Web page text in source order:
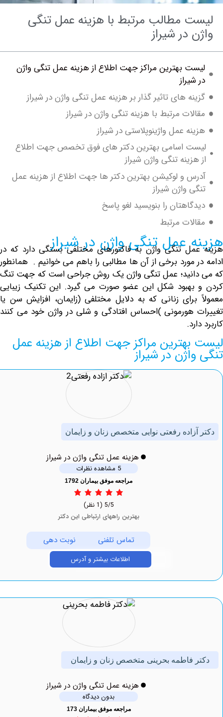
مطالب مرتبط با هزینه عمل تنگی
در شیراز
بهترین مراکز جهت اطلاع از هزینه عمل تنگی واژن
های تاثیر گذار بر هزینه عمل تنگی واژن در شیراز
مرتبط با هزینه تنگی واژن در شیراز
عمل واژینوپلاستی در شیراز
اسامی بهترین دکتر های فوق تخصص جهت اطلاع
تنگی واژن شیراز
و لوکیشن بهترین دکتر ها جهت اطلاع از هزینه عمل
واژن شیراز
را بنویسید لغو پاسخ
مرتبط
عمل تنگی واژن در شیراز
تنگی واژن به فاکتورهای مختلفی بستگی دارد که در
مورد برخی از آن ها مطالبی را باهم می خوانیم . همانطور
عملتنگی واژنیک روش جراحی است که جهت تنگ
شکل این عضو صورت می گیرد. این تکنیک زیبایی
زنانی که به دلایل مختلفی (زایمان، افزایش سن یا
هورمونی )احساس افتادگی و شلی در واژن خود می کنند
مراکز جهت اطلاع از هزینه عمل
در شیراز
رفعتی نوایی متخصص زنان و زایمان
هزینه عمل تنگی واژن در شیراز
مراجعه موفق بیماران 1792
بهترین راههای ارتباطی این دکتر
تماس تلفنی نوبت دهی
اطلاعات بیشتر و آدرس
فاطمه بحرینی متخصص زنان و زایمان
هزینه عمل تنگی واژن در شیراز
بدون دیدگاه
مراجعه موفق بیماران 173